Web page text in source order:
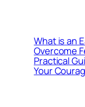
What is an
Overcome
Practical
Your